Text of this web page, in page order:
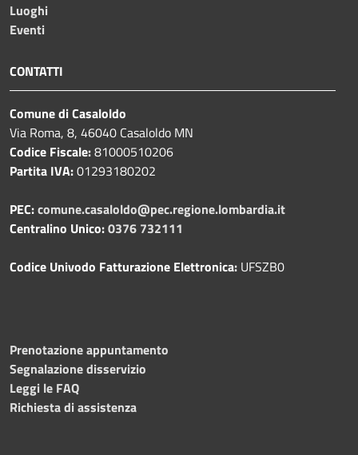
Luoghi
Eventi
CONTATTI
Comune di Casaloldo
Via Roma, 8, 46040 Casaloldo MN
Codice Fiscale:81000510206
Partita IVA:01293180202
PEC:comune.casaloldo@pec.regione.lombardia.it
Centralino Unico:0376 732111
Codice Univodo Fatturazione Elettronica: UFSZB0
Prenotazione appuntamento
Segnalazione disservizio
Leggi le FAQ
Richiesta di assistenza